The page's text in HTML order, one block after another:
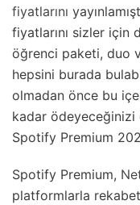
fiyatlarını
fiyatlarını sizler için
öğrenci paketi, duo
hepsini burada
olmadan önce bu
kadar ödeyeceğinizi
Spotify Premium
Spotify Premium,
platformlarla